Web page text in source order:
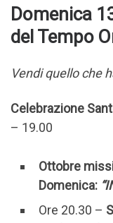
Domenica
del Tempo
Vendi quello che
Celebrazione
– 19.00
Ottobre
Domenica:
Ore 20.30 –